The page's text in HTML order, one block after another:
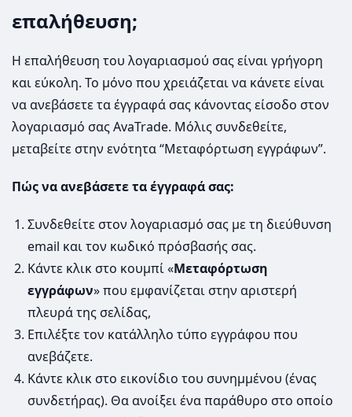
επαλήθευση;
Η επαλήθευση του λογαριασμού σας είναι γρήγορη
και εύκολη. Το μόνο που χρειάζεται να κάνετε είναι
να ανεβάσετε τα έγγραφά σας κάνοντας είσοδο στον
λογαριασμό σας AvaTrade. Μόλις συνδεθείτε,
μεταβείτε στην ενότητα “Μεταφόρτωση εγγράφων”.
Πώς να ανεβάσετε τα έγγραφά σας:
Συνδεθείτε στον λογαριασμό σας με τη διεύθυνση
email και τον κωδικό πρόσβασής σας.
Κάντε κλικ στο κουμπί «Μεταφόρτωση
εγγράφων» που εμφανίζεται στην αριστερή
πλευρά της σελίδας,
Επιλέξτε τον κατάλληλο τύπο εγγράφου που
ανεβάζετε.
Κάντε κλικ στο εικονίδιο του συνημμένου (ένας
συνδετήρας). Θα ανοίξει ένα παράθυρο στο οποίο